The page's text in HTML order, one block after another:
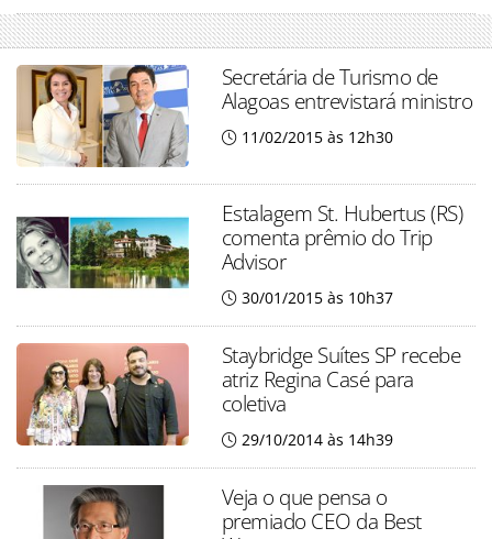
Secretária de Turismo de
Alagoas entrevistará ministro
11/02/2015 às 12h30
Estalagem St. Hubertus (RS)
comenta prêmio do Trip
Advisor
30/01/2015 às 10h37
Staybridge Suítes SP recebe
atriz Regina Casé para
coletiva
29/10/2014 às 14h39
Veja o que pensa o
premiado CEO da Best